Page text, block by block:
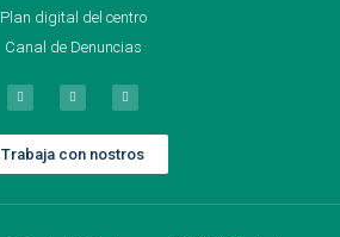
Plan digital del centro
Canal de Denuncias
Trabaja con nostros